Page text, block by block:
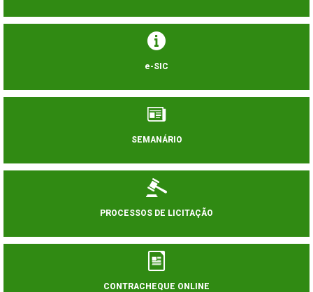
e-SIC
SEMANÁRIO
PROCESSOS DE LICITAÇÃO
CONTRACHEQUE ONLINE